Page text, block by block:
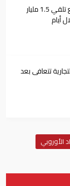
وزير الخارجية المصري: نتوقع تلقي 1.5 مليار
أيام
تتعافى ⁠بعد
الأوروبي